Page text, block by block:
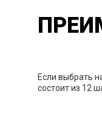
Если выбрать
состоит из 12